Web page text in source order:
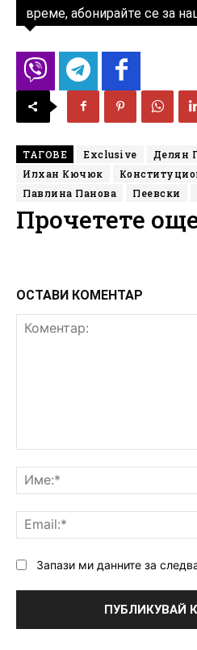
време, абонирайте се за
ТАГОВЕ Exclusive
Делян
Илхан Кючюк
Павлина Панова
Пеевски
Прочетете
ОСТАВИ КОМЕНТАР
Запази ми данните за